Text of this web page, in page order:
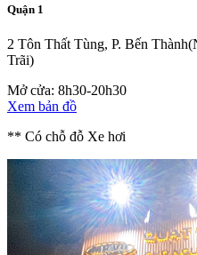
Quận 1
2 Tôn Thất Tùng, P. Bến Thành
Trãi)
Mở cửa: 8h30-20h30
Xem bản đồ
** Có chỗ đỗ Xe hơi